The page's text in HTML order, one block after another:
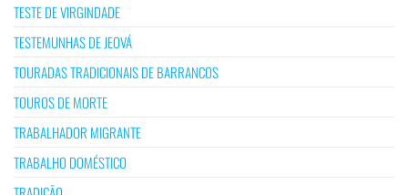
TESTE DE VIRGINDADE
TESTEMUNHAS DE JEOVÁ
TOURADAS TRADICIONAIS DE BARRANCOS
TOUROS DE MORTE
TRABALHADOR MIGRANTE
TRABALHO DOMÉSTICO